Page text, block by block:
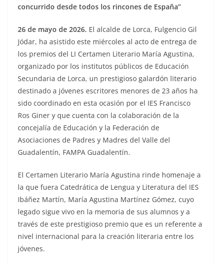
concurrido desde todos los rincones de España”
26 de mayo de 2026. El alcalde de Lorca, Fulgencio Gil
Jódar, ha asistido este miércoles al acto de entrega de
los premios del LI Certamen Literario María Agustina,
organizado por los institutos públicos de Educación
Secundaria de Lorca, un prestigioso galardón literario
destinado a jóvenes escritores menores de 23 años ha
sido coordinado en esta ocasión por el IES Francisco
Ros Giner y que cuenta con la colaboración de la
concejalía de Educación y la Federación de
Asociaciones de Padres y Madres del Valle del
Guadalentín, FAMPA Guadalentín.
El Certamen Literario María Agustina rinde homenaje a
la que fuera Catedrática de Lengua y Literatura del IES
Ibáñez Martín, María Agustina Martínez Gómez, cuyo
legado sigue vivo en la memoria de sus alumnos y a
través de este prestigioso premio que es un referente a
nivel internacional para la creación literaria entre los
jóvenes.